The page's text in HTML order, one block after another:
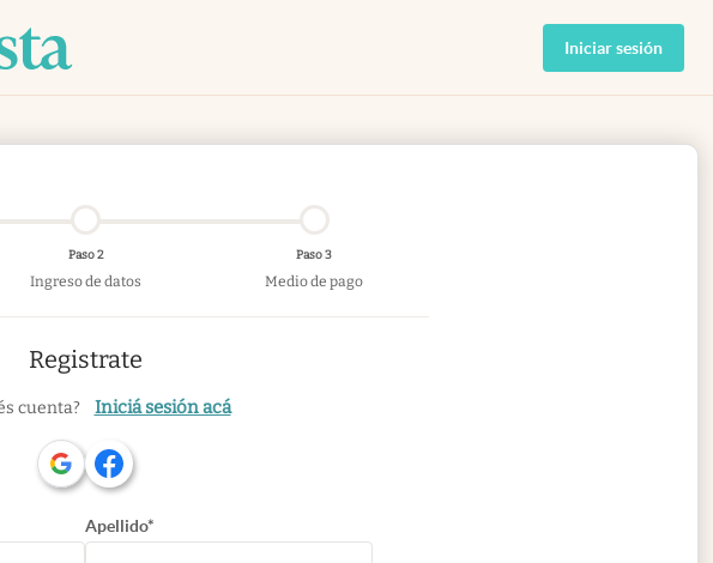
Iniciar sesión
Paso 2
Ingreso de datos
Paso 3
Medio de pago
Registrate
cuenta? Iniciá sesión acá
Apellido*